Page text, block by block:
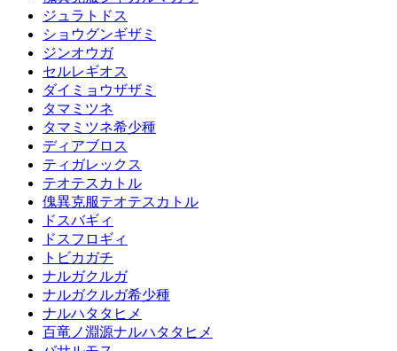
ジュラトドス
ショウグンギザミ
ジンオウガ
セルレギオス
ダイミョウザザミ
タマミツネ
タマミツネ希少種
ディアブロス
ティガレックス
テオテスカトル
傀異克服テオテスカトル
ドスバギィ
ドスフロギィ
トビカガチ
ナルガクルガ
ナルガクルガ希少種
ナルハタタヒメ
百竜ノ淵源ナルハタタヒメ